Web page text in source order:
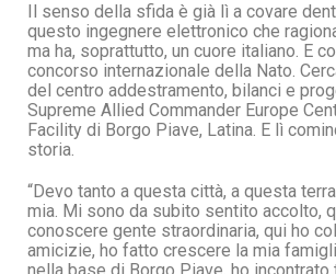
Il senso della sfida è già lì a covare
questo ingegnere elettronico che
ma ha, soprattutto, un cuore italiano. E
concorso internazionale della Nato.
del centro addestramento, bilanci e
Supreme Allied Commander Europe
Facility di Borgo Piave, Latina. E lì
storia.
“Devo tanto a questa città, a questa
mia. Mi sono da subito sentito accolto,
conoscere gente straordinaria, qui ho
amicizie, ho fatto crescere la mia